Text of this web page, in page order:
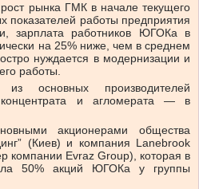
рынка ГМК в начале текущего
показателей работы предприятия
зарплата работников ЮГОКа в
на 25% ниже, чем в среднем
нуждается в модернизации и
работы.
основных производителей
и агломерата — в
акционерами общества
(Киев) и компания Lanebrook
компании Evraz Group), которая в
50% акций ЮГОКа у группы